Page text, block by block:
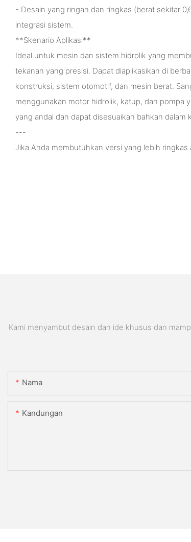
- Desain yang ringan dan ringkas (berat sekitar
integrasi sistem.
**Skenario Aplikasi**
Ideal untuk mesin dan sistem hidrolik yang
tekanan yang presisi. Dapat diaplikasikan di
konstruksi, sistem otomotif, dan mesin berat.
menggunakan motor hidrolik, katup, dan pompa
yang andal dan dapat disesuaikan bahkan
---
Jika Anda membutuhkan versi yang lebih
Kami menyambut desain dan ide khusus dan
Nama
Kandungan